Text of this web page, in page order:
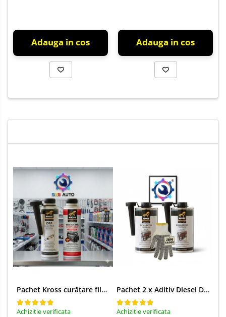
Marsarier
Adauga in cos Adauga in cos
Pachet Kross curățare filtru particule DPF și etanșare ulei 250 ml + 250 ml
Achizitie verificata
Pachet 2 x Aditiv Diesel Detox Premium Kross - Curățare Completă, +5 Puncte Cetanic & Protecție DPF/EGR
Achizitie verificata